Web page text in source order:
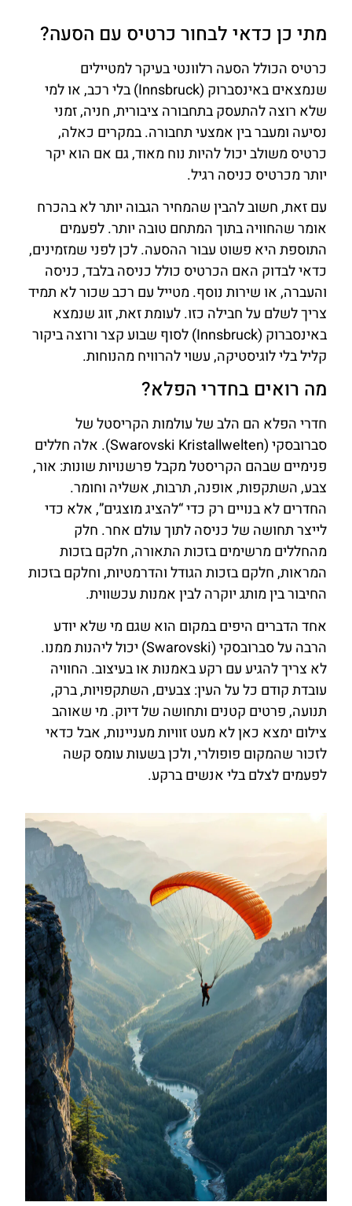
מתי כן כדאי לבחור כרטיס עם הסעה?
כרטיס הכולל הסעה רלוונטי בעיקר למטיילים
שנמצאים באינסברוק (Innsbruck) בלי רכב, או למי
שלא רוצה להתעסק בתחבורה ציבורית, חניה, זמני
נסיעה ומעבר בין אמצעי תחבורה. במקרים כאלה,
כרטיס משולב יכול להיות נוח מאוד, גם אם הוא יקר
יותר מכרטיס כניסה רגיל.
עם זאת, חשוב להבין שהמחיר הגבוה יותר לא בהכרח
אומר שהחוויה בתוך המתחם טובה יותר. לפעמים
התוספת היא פשוט עבור ההסעה. לכן לפני שמזמינים,
כדאי לבדוק האם הכרטיס כולל כניסה בלבד, כניסה
והעברה, או שירות נוסף. מטייל עם רכב שכור לא תמיד
צריך לשלם על חבילה כזו. לעומת זאת, זוג שנמצא
באינסברוק (Innsbruck) לסוף שבוע קצר ורוצה ביקור
קליל בלי לוגיסטיקה, עשוי להרוויח מהנוחות.
מה רואים בחדרי הפלא?
חדרי הפלא הם הלב של עולמות הקריסטל של
סברובסקי (Swarovski Kristallwelten). אלה חללים
פנימיים שבהם הקריסטל מקבל פרשנויות שונות: אור,
צבע, השתקפות, אופנה, תרבות, אשליה וחומר.
החדרים לא בנויים רק כדי “להציג מוצגים”, אלא כדי
לייצר תחושה של כניסה לתוך עולם אחר. חלק
מהחללים מרשימים בזכות התאורה, חלקם בזכות
המראות, חלקם בזכות הגודל והדרמטיות, וחלקם בזכות
החיבור בין מותג יוקרה לבין אמנות עכשווית.
אחד הדברים היפים במקום הוא שגם מי שלא יודע
הרבה על סברובסקי (Swarovski) יכול ליהנות ממנו.
לא צריך להגיע עם רקע באמנות או בעיצוב. החוויה
עובדת קודם כל על העין: צבעים, השתקפויות, ברק,
תנועה, פרטים קטנים ותחושה של דיוק. מי שאוהב
צילום ימצא כאן לא מעט זוויות מעניינות, אבל כדאי
לזכור שהמקום פופולרי, ולכן בשעות עומס קשה
לפעמים לצלם בלי אנשים ברקע.